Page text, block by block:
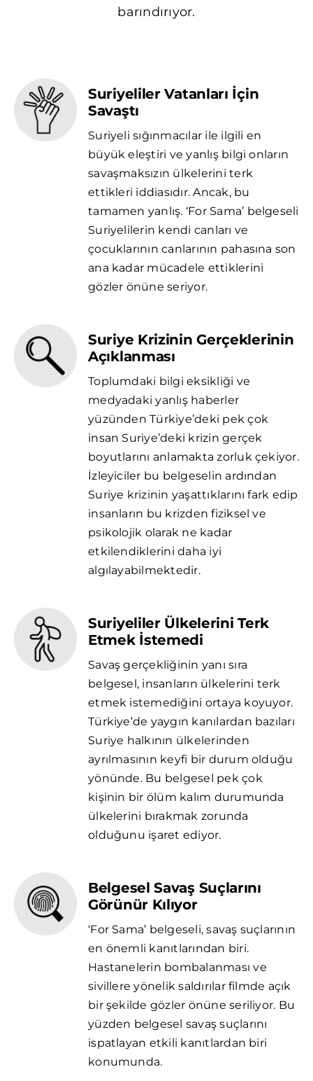
barındırıyor.
Suriyeliler Vatanları İçin
Savaştı
Suriyeli sığınmacılar ile ilgili en
büyük eleştiri ve yanlış bilgi onların
savaşmaksızın ülkelerini terk
ettikleri iddiasıdır. Ancak, bu
tamamen yanlış. ‘For Sama’ belgeseli
Suriyelilerin kendi canları ve
çocuklarının canlarının pahasına son
ana kadar mücadele ettiklerini
gözler önüne seriyor.
Suriye Krizinin Gerçeklerinin
Açıklanması
Toplumdaki bilgi eksikliği ve
medyadaki yanlış haberler
yüzünden Türkiye’deki pek çok
insan Suriye’deki krizin gerçek
boyutlarını anlamakta zorluk çekiyor.
İzleyiciler bu belgeselin ardından
Suriye krizinin yaşattıklarını fark edip
insanların bu krizden fiziksel ve
psikolojik olarak ne kadar
etkilendiklerini daha iyi
algılayabilmektedir.
Suriyeliler Ülkelerini Terk
Etmek İstemedi
Savaş gerçekliğinin yanı sıra
belgesel, insanların ülkelerini terk
etmek istemediğini ortaya koyuyor.
Türkiye’de yaygın kanılardan bazıları
Suriye halkının ülkelerinden
ayrılmasının keyfi bir durum olduğu
yönünde. Bu belgesel pek çok
kişinin bir ölüm kalım durumunda
ülkelerini bırakmak zorunda
olduğunu işaret ediyor.
Belgesel Savaş Suçlarını
Görünür Kılıyor
‘For Sama’ belgeseli, savaş suçlarının
en önemli kanıtlarından biri.
Hastanelerin bombalanması ve
sivillere yönelik saldırılar filmde açık
bir şekilde gözler önüne seriliyor. Bu
yüzden belgesel savaş suçlarını
ispatlayan etkili kanıtlardan biri
konumunda.